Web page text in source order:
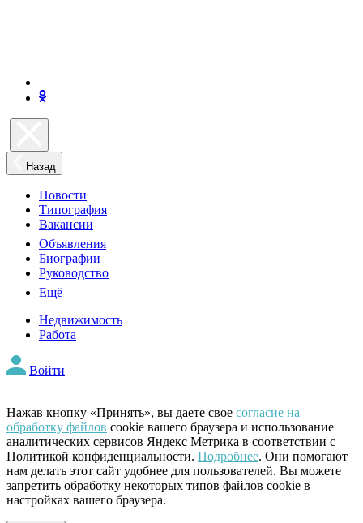
Назад
Новости
Типография
Вакансии
Объявления
Биографии
Руководство
Ещё
Недвижимость
Работа
Войти
Нажав кнопку «Принять», вы даете свое согласие на
обработку файлов cookie вашего браузера и использование
аналитических сервисов Яндекс Метрика в соответствии с
Политикой конфиденциальности. Подробнее. Они помогают
нам делать этот сайт удобнее для пользователей. Вы можете
запретить обработку некоторых типов файлов cookie в
настройках вашего браузера.